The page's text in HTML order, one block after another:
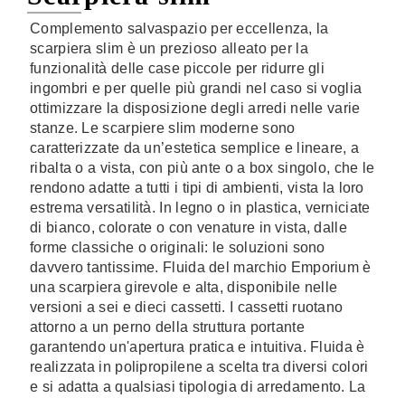
Complemento salvaspazio per eccellenza, la
scarpiera slim è un prezioso alleato per la
funzionalità delle case piccole per ridurre gli
ingombri e per quelle più grandi nel caso si voglia
ottimizzare la disposizione degli arredi nelle varie
stanze. Le scarpiere slim moderne sono
caratterizzate da un’estetica semplice e lineare, a
ribalta o a vista, con più ante o a box singolo, che le
rendono adatte a tutti i tipi di ambienti, vista la loro
estrema versatilità. In legno o in plastica, verniciate
di bianco, colorate o con venature in vista, dalle
forme classiche o originali: le soluzioni sono
davvero tantissime. Fluida del marchio Emporium è
una scarpiera girevole e alta, disponibile nelle
versioni a sei e dieci cassetti. I cassetti ruotano
attorno a un perno della struttura portante
garantendo un'apertura pratica e intuitiva. Fluida è
realizzata in polipropilene a scelta tra diversi colori
e si adatta a qualsiasi tipologia di arredamento. La